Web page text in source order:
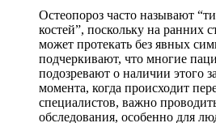
Остеопороз часто называют
костей”, поскольку на ранних
может протекать без явных
подчеркивают, что многие
подозревают о наличии этого
момента, когда происходит
специалистов, важно
обследования, особенно для